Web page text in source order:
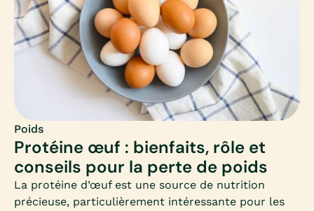
Poids
Protéine œuf : bienfaits, rôle et
conseils pour la perte de poids
La protéine d’œuf est une source de nutrition
précieuse, particulièrement intéressante pour les